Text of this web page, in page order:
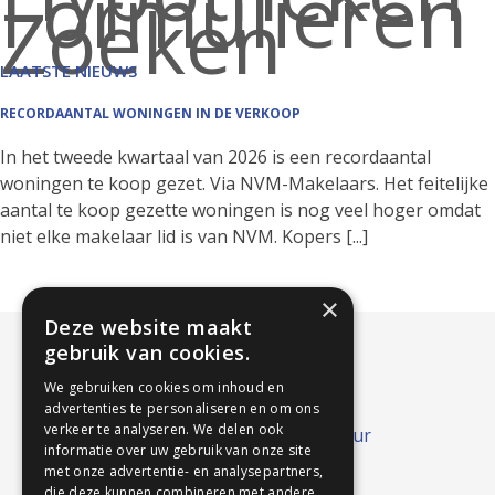
Zoeken
LAATSTE NIEUWS
RECORDAANTAL WONINGEN IN DE VERKOOP
In het tweede kwartaal van 2026 is een recordaantal
woningen te koop gezet. Via NVM-Makelaars. Het feitelijke
aantal te koop gezette woningen is nog veel hoger omdat
niet elke makelaar lid is van NVM. Kopers [...]
×
Deze website maakt
gebruik van cookies.
We gebruiken cookies om inhoud en
advertenties te personaliseren en om ons
verkeer te analyseren. We delen ook
informatie over uw gebruik van onze site
met onze advertentie- en analysepartners,